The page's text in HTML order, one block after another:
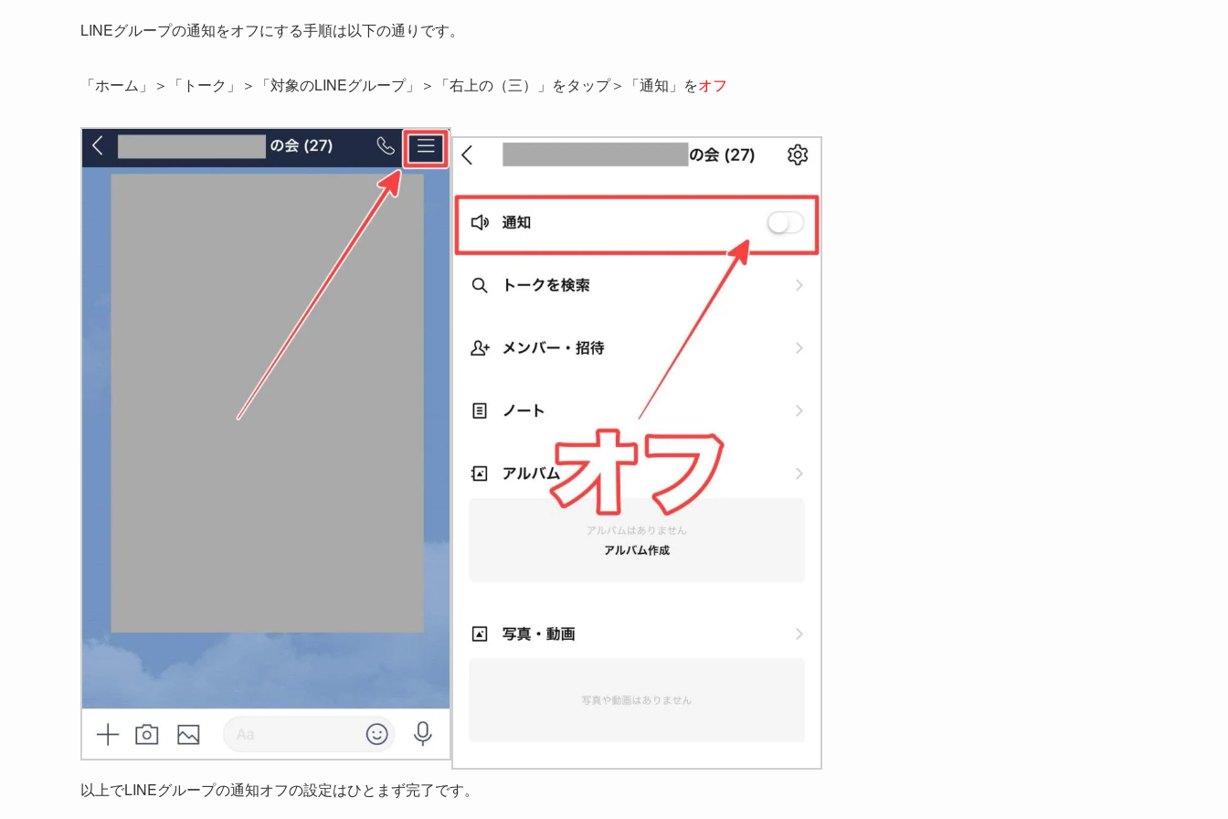
LINEグループの通知をオフにする手順は以下の通りです。
「ホーム」＞「トーク」＞「対象のLINEグループ」＞「右上の（三）」をタップ＞「通知」をオフ
以上でLINEグループの通知オフの設定はひとまず完了です。